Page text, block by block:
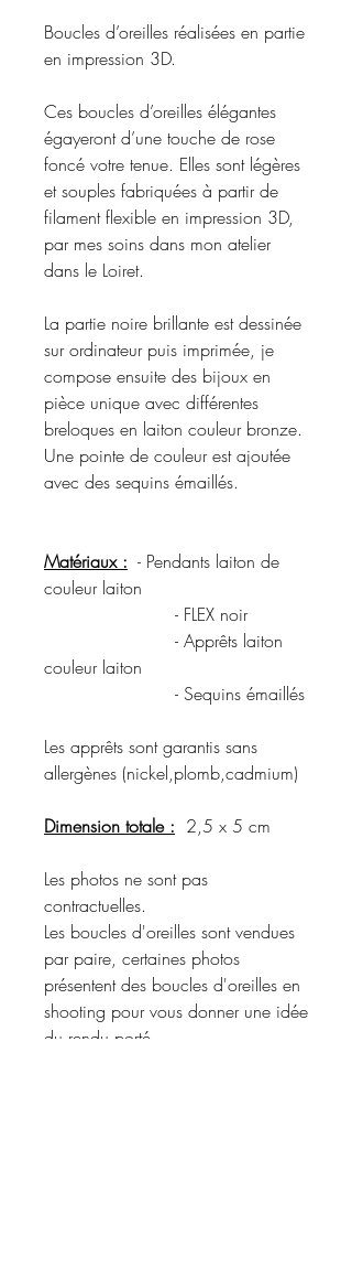
Boucles d’oreilles réalisées en partie
en impression 3D.
Ces boucles d’oreilles élégantes
égayeront d’une touche de rose
foncé votre tenue. Elles sont légères
et souples fabriquées à partir de
filament flexible en impression 3D,
par mes soins dans mon atelier
dans le Loiret.
La partie noire brillante est dessinée
sur ordinateur puis imprimée, je
compose ensuite des bijoux en
pièce unique avec différentes
breloques en laiton couleur bronze.
Une pointe de couleur est ajoutée
avec des sequins émaillés.
Matériaux : - Pendants laiton de
couleur laiton
- FLEX noir
- Apprêts laiton
couleur laiton
- Sequins émaillés
Les apprêts sont garantis sans
allergènes (nickel,plomb,cadmium)
Dimension totale : 2,5 x 5 cm
Les photos ne sont pas
contractuelles.
Les boucles d'oreilles sont vendues
par paire, certaines photos
présentent des boucles d'oreilles en
shooting pour vous donner une idée
du rendu porté.